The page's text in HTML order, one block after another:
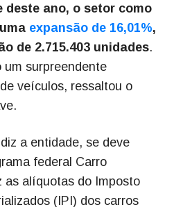
deste ano, o setor como
expansão de 16,01%,
de 2.715.403 unidades.
um surpreendente
veículos, ressaltou o
a entidade, se deve
federal Carro
as alíquotas do Imposto
(IPI) dos carros